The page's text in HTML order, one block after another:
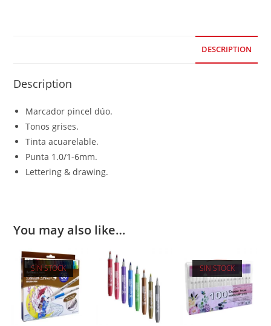
DESCRIPTION
Description
Marcador pincel dúo.
Tonos grises.
Tinta acuarelable.
Punta 1.0/1-6mm.
Lettering & drawing.
You may also like…
SIN STOCK SIN STOCK